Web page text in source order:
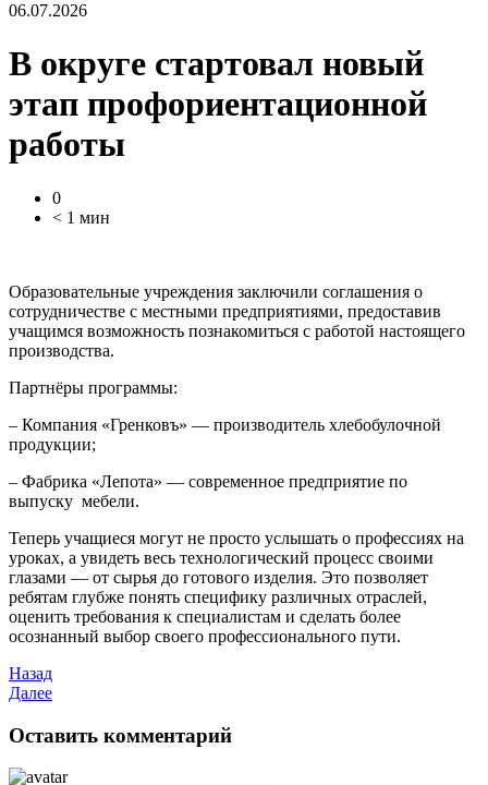
06.07.2026
В округе стартовал новый
этап профориентационной
работы
0
< 1 мин
Образовательные учреждения заключили соглашения о
сотрудничестве с местными предприятиями, предоставив
учащимся возможность познакомиться с работой настоящего
производства.
Партнёры программы:
– Компания «Гренковъ» — производитель хлебобулочной
продукции;
– Фабрика «Лепота» — современное предприятие по
выпуску мебели.
Теперь учащиеся могут не просто услышать о профессиях на
уроках, а увидеть весь технологический процесс своими
глазами — от сырья до готового изделия. Это позволяет
ребятам глубже понять специфику различных отраслей,
оценить требования к специалистам и сделать более
осознанный выбор своего профессионального пути.
Назад
Далее
Оставить комментарий